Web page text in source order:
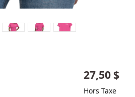
27,50 $Prix
Hors Taxe